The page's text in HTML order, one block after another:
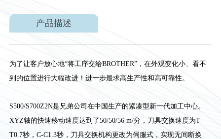
产品描述
为了让客户放心地“将工序交给BROTHER”，在外观变化小、看不
到的位置进行大幅改进！进一步最求高生产性和高可靠性。
S500/S700Z2N是兄弟公司在中国生产的紧凑型新一代加工中心。
XYZ轴的快速移动速度达到了50/50/56 m/分，刀具交换速度为T-
T0.7秒，C-C1.3秒，刀具交换机构更改为伺服式，实现无间断换